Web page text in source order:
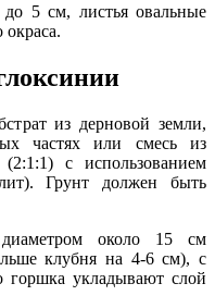
5 см, листья овальные
из дерновой земли,
частях или смесь из
с использованием
Грунт должен быть
около 15 см
клубня на 4-6 см), с
укладывают слой